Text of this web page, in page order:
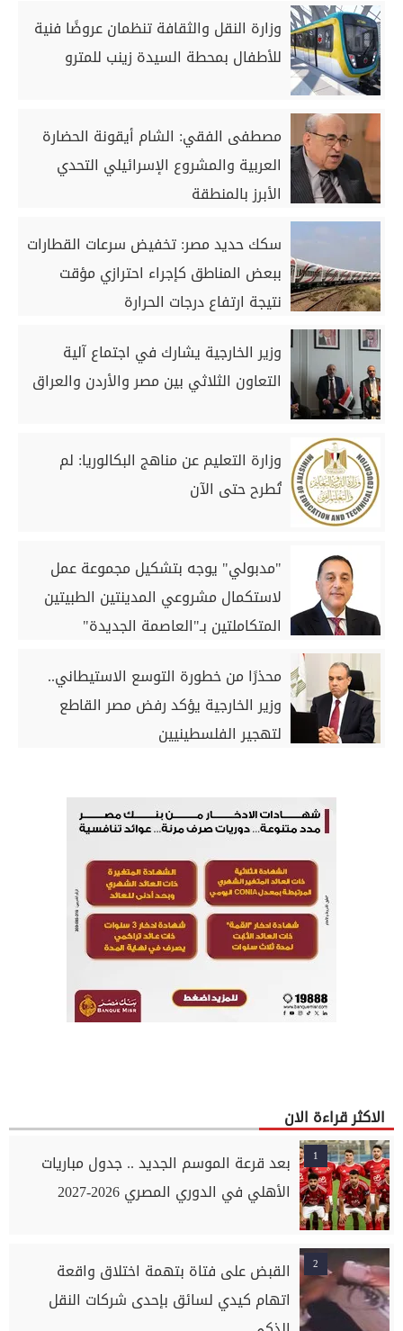
وزارة النقل والثقافة تنظمان عروضًا فنية
للأطفال بمحطة السيدة زينب للمترو
مصطفى الفقي: الشام أيقونة الحضارة
العربية والمشروع الإسرائيلي التحدي
الأبرز بالمنطقة
سكك حديد مصر: تخفيض سرعات القطارات
ببعض المناطق كإجراء احترازي مؤقت
نتيجة ارتفاع درجات الحرارة
وزير الخارجية يشارك في اجتماع آلية
التعاون الثلاثي بين مصر والأردن والعراق
وزارة التعليم عن مناهج البكالوريا: لم
تُطرح حتى الآن
"مدبولي" يوجه بتشكيل مجموعة عمل
لاستكمال مشروعي المدينتين الطبيتين
المتكاملتين بـ"العاصمة الجديدة"
محذرًا من خطورة التوسع الاستيطاني..
وزير الخارجية يؤكد رفض مصر القاطع
لتهجير الفلسطينيين
الاكثر قراءة الان
1
بعد قرعة الموسم الجديد .. جدول مباريات
الأهلي في الدوري المصري 2026-2027
2
القبض على فتاة بتهمة اختلاق واقعة
اتهام كيدي لسائق بإحدى شركات النقل